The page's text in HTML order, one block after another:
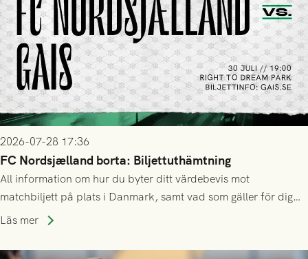
2026-07-28 17:36
FC Nordsjælland borta: Biljettuthämtning
All information om hur du byter ditt värdebevis mot
matchbiljett på plats i Danmark, samt vad som gäller för dig
som står på reservlista eller fått förhinder.
Läs mer